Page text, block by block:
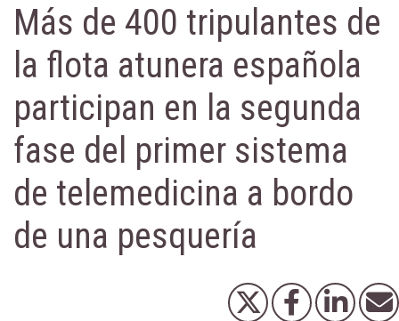
Más de 400 tripulantes de
la flota atunera española
participan en la segunda
fase del primer sistema
de telemedicina a bordo
de una pesquería